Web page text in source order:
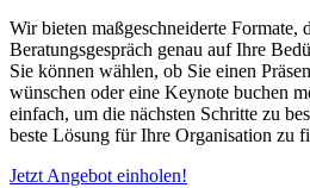
Wir bieten maßgeschneiderte Formate,
Beratungsgespräch genau auf Ihre
Sie können wählen, ob Sie einen
wünschen oder eine Keynote buchen
einfach, um die nächsten Schritte zu
beste Lösung für Ihre Organisation zu
Jetzt Angebot einholen!